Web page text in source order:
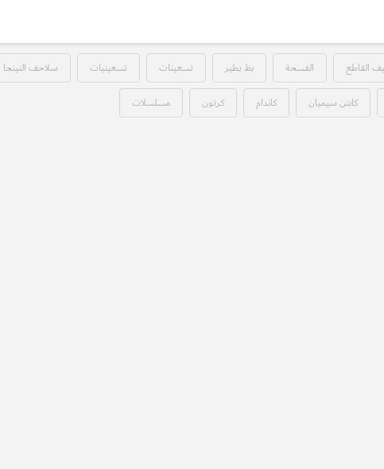
القاطع الفسحة بظ يطير تسعينات تسعينيات سلاحف النينجا
كابتن سيميان كاندام كرتون مسلسلات